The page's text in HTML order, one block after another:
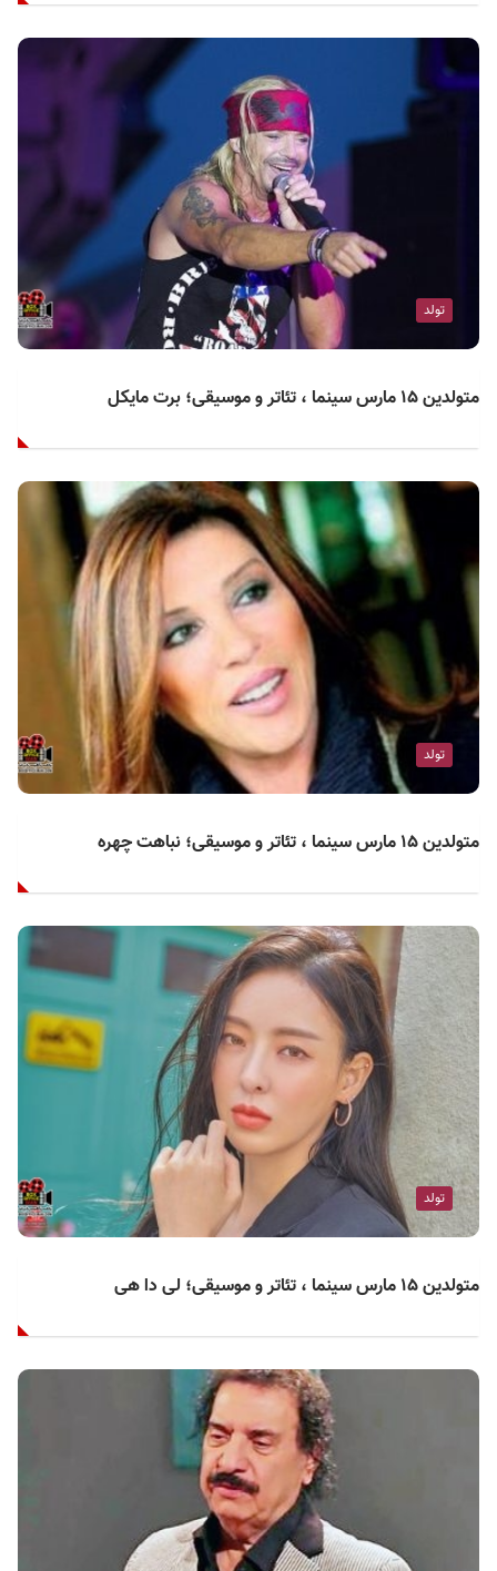
تولد
متولدین ۱۵ مارس سینما ، تئاتر و موسیقی؛ برت مایکل
تولد
متولدین ۱۵ مارس سینما ، تئاتر و موسیقی؛ نباهت چهره
تولد
متولدین ۱۵ مارس سینما ، تئاتر و موسیقی؛ لی دا هی